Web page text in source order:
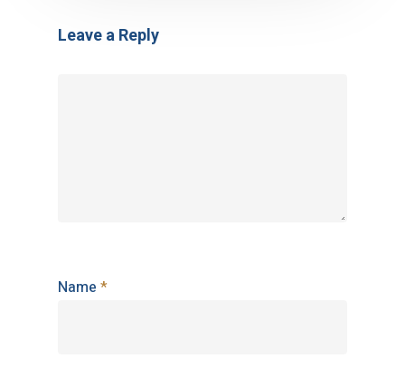
Leave a Reply
Name *